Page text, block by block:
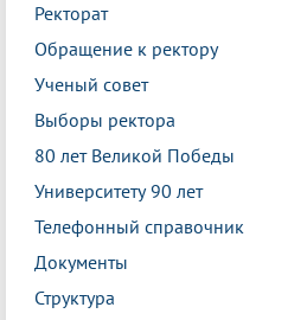
Ректорат
Обращение к ректору
Ученый совет
Выборы ректора
80 лет Великой Победы
Университету 90 лет
Телефонный справочник
Документы
Структура